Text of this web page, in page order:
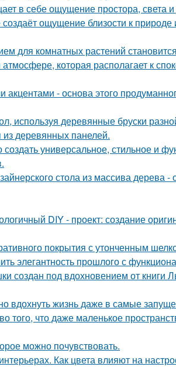
в себе ощущение простора, света и
создаёт ощущение близости к
для комнатных растений
которая располагает к
- основа этого
используя деревянные бруски
деревянных панелей.
универсальное, стильное и
стола из массива дерева -
DIY - проект: создание
покрытия с утонченным
элегантность прошлого с
создан под вдохновением от книги
вдохнуть жизнь даже в самые
того, что даже маленькое
можно почувствовать.
Как цвета влияют на